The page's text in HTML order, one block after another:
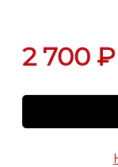
2 700 ₽